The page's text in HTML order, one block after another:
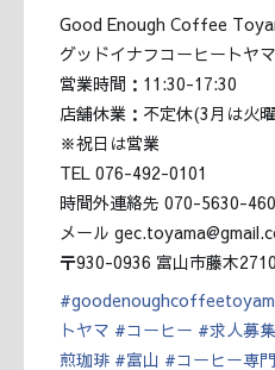
Good Enough Coffee
グッドイナフコーヒートヤマ
営業時間：11:30-17:30
店舗休業：不定休(3月は火
※祝日は営業
TEL 076-492-0101
時間外連絡先 070-5630-
メール
〒930-0936 富山市藤木2710
#
トヤマ #コーヒー #求人募集
煎珈琲 #富山 #コーヒー専